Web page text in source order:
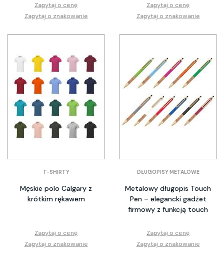
Zapytaj o cenę
Zapytaj o znakowanie
Zapytaj o cenę
Zapytaj o znakowanie
T-SHIRTY
Męskie polo Calgary z
krótkim rękawem
Zapytaj o cenę
Zapytaj o znakowanie
DŁUGOPISY METALOWE
Metalowy długopis Touch
Pen – elegancki gadżet
firmowy z funkcją touch
Zapytaj o cenę
Zapytaj o znakowanie